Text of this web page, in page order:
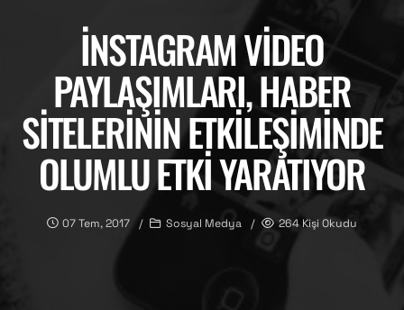
İNSTAGRAM VIDEO
PAYLAŞIMLARI, HABER
SITELERININ ETKILEŞIMINDE
OLUMLU ETKI YARATIYOR
07 Tem, 2017 Sosyal Medya 264 Kişi Okudu